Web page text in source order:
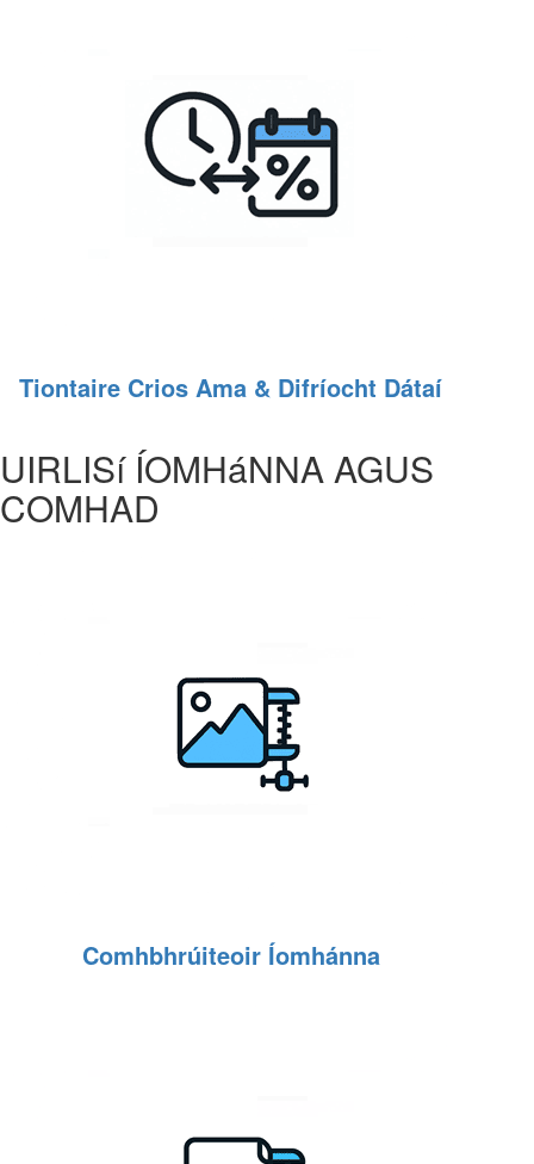
Tiontaire Crios Ama & Difríocht Dátaí
UIRLISí ÍOMHáNNA AGUS
COMHAD
Comhbhrúiteoir Íomhánna